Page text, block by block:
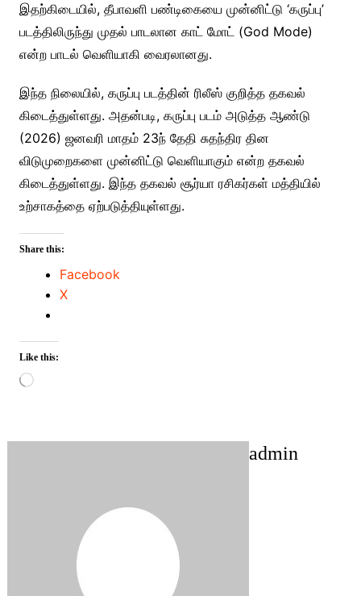
இதற்கிடையில், தீபாவளி பண்டிகையை முன்னிட்டு ‘கருப்பு’
படத்திலிருந்து முதல் பாடலான காட் மோட் (God Mode)
என்ற பாடல் வெளியாகி வைரலானது.
இந்த நிலையில், கருப்பு படத்தின் ரிலீஸ் குறித்த தகவல்
கிடைத்துள்ளது. அதன்படி, கருப்பு படம் அடுத்த ஆண்டு
(2026) ஜனவரி மாதம் 23ந் தேதி சுதந்திர தின
விடுமுறைகளை முன்னிட்டு வெளியாகும் என்ற தகவல்
கிடைத்துள்ளது. இந்த தகவல் சூர்யா ரசிகர்கள் மத்தியில்
உற்சாகத்தை ஏற்படுத்தியுள்ளது.
Share this:
Facebook
X
Like this:
Loading…
admin